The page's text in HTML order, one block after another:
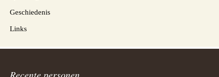
Geschiedenis
Links